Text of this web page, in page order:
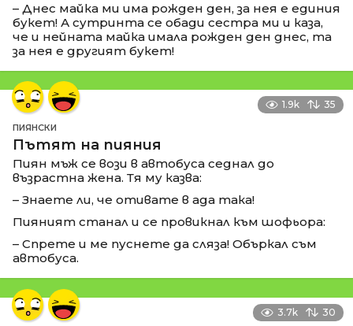
– Днес майка ми има рожден ден, за нея е единия
букет! А сутринта се обади сестра ми и каза,
че и нейната майка имала рожден ден днес, та
за нея е другият букет!
1.9k 35
ПИЯНСКИ
Пътят на пияния
Пиян мъж се вози в автобуса седнал до
възрастна жена. Тя му казва:
– Знаете ли, че отивате в ада така!
Пияният станал и се провикнал към шофьора:
– Спрете и ме пуснете да сляза! Объркал съм
автобуса.
3.7k 30